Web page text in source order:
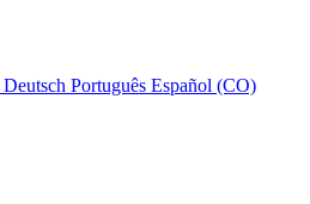
Deutsch Português Español (CO)